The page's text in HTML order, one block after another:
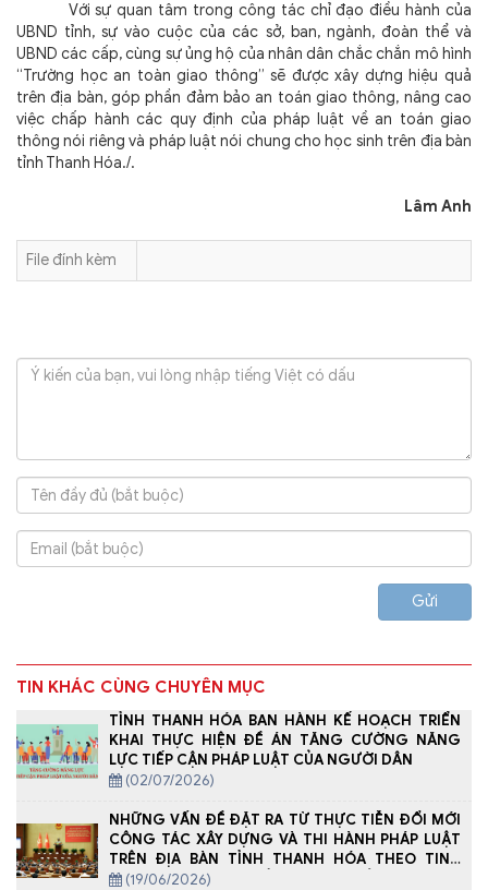
Với sự quan tâm trong công tác chỉ đạo điều hành của
UBND tỉnh, sự vào cuộc của các sở, ban, ngành, đoàn thể và
UBND các cấp, cùng sự ủng hộ của nhân dân chắc chắn mô hình
“Trường học an toàn giao thông” sẽ được xây dựng hiệu quả
trên địa bàn, góp phần đảm bảo an toán giao thông, nâng cao
việc chấp hành các quy định của pháp luật về an toán giao
thông nói riêng và pháp luật nói chung cho học sinh trên địa bàn
tỉnh Thanh Hóa./.
Lâm Anh
File đính kèm
Gửi
TIN KHÁC CÙNG CHUYÊN MỤC
TỈNH THANH HÓA BAN HÀNH KẾ HOẠCH TRIỂN
KHAI THỰC HIỆN ĐỀ ÁN TĂNG CƯỜNG NĂNG
LỰC TIẾP CẬN PHÁP LUẬT CỦA NGƯỜI DÂN
(02/07/2026)
NHỮNG VẤN ĐỀ ĐẶT RA TỪ THỰC TIỄN ĐỔI MỚI
CÔNG TÁC XÂY DỰNG VÀ THI HÀNH PHÁP LUẬT
TRÊN ĐỊA BÀN TỈNH THANH HÓA THEO TINH
THẦN NGHỊ QUYẾT SỐ 66-NQ/TW CỦA BỘ CHÍNH
(19/06/2026)